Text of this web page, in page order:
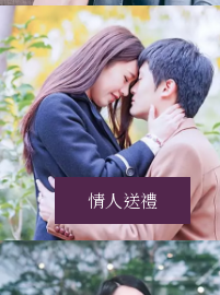
情人送禮